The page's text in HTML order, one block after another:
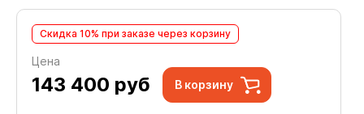
Скидка 10% при заказе через корзину
Цена
143 400 руб В корзину